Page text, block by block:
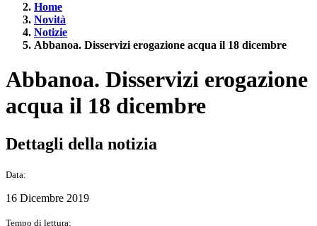
Home
Novità
Notizie
Abbanoa. Disservizi erogazione acqua il 18 dicembre
Abbanoa. Disservizi erogazione
acqua il 18 dicembre
Dettagli della notizia
Data:
16 Dicembre 2019
Tempo di lettura: